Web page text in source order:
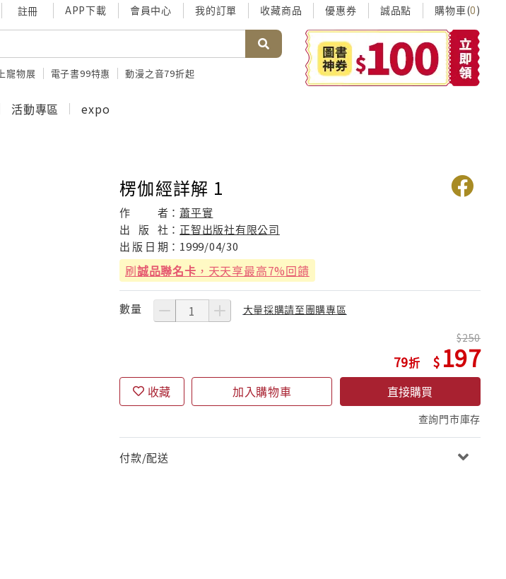
註冊 APP下載 會員中心 我的訂單 收藏商品 優惠券 誠品點 購物車(0)
寵物展 電子書99特惠 動漫之音79折起
活動專區 expo
楞伽經詳解 1
作 者：蕭平實
出
版 社： 正智出版社有限公司
出 版 日 期： 1999/04/30
刷誠品聯名卡 ，天天享最高7%回饋
數量 大量採購請至團購專區
79
250
197
收藏 加入購物車 直接購買
查詢門市庫存
付款/配送